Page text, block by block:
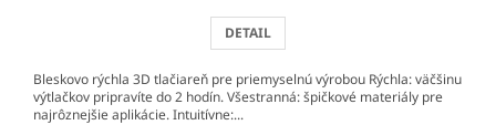
DETAIL
Bleskovo rýchla 3D tlačiareň pre priemyselnú výrobou Rýchla: väčšinu
výtlačkov pripravíte do 2 hodín. Všestranná: špičkové materiály pre
najrôznejšie aplikácie. Intuitívne:...